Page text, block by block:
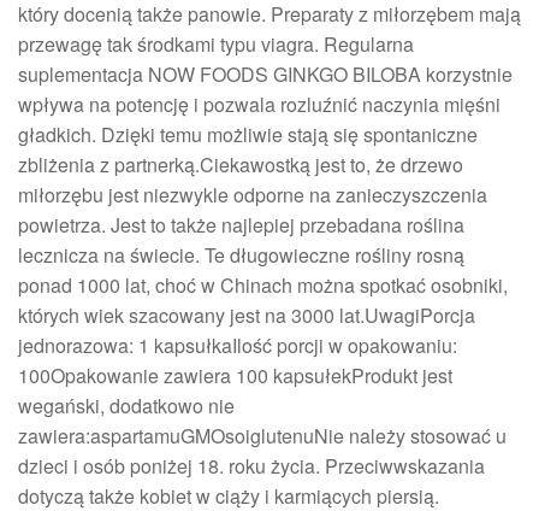
który docenią także panowie. Preparaty z miłorzębem mają
przewagę tak środkami typu viagra. Regularna
suplementacja NOW FOODS GINKGO BILOBA korzystnie
wpływa na potencję i pozwala rozluźnić naczynia mięśni
gładkich. Dzięki temu możliwie stają się spontaniczne
zbliżenia z partnerką.Ciekawostką jest to, że drzewo
miłorzębu jest niezwykle odporne na zanieczyszczenia
powietrza. Jest to także najlepiej przebadana roślina
lecznicza na świecie. Te długowieczne rośliny rosną
ponad 1000 lat, choć w Chinach można spotkać osobniki,
których wiek szacowany jest na 3000 lat.UwagiPorcja
jednorazowa: 1 kapsułkaIlość porcji w opakowaniu:
100Opakowanie zawiera 100 kapsułekProdukt jest
wegański, dodatkowo nie
zawiera:aspartamuGMOsoiglutenuNie należy stosować u
dzieci i osób poniżej 18. roku życia. Przeciwwskazania
dotyczą także kobiet w ciąży i karmiących piersią.